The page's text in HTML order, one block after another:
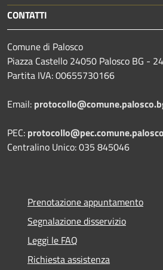
CONTATTI
Comune di Palosco
Piazza Castello 24050 Palosco BG -
Partita IVA: 00655730166
Email:
PEC:
Centralino Unico: 035 845046
Prenotazione appuntamento
Segnalazione disservizio
Leggi le FAQ
Richiesta assistenza